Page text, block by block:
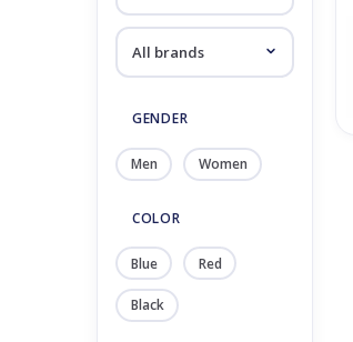
GENDER
Men Women
COLOR
Blue Red
Black